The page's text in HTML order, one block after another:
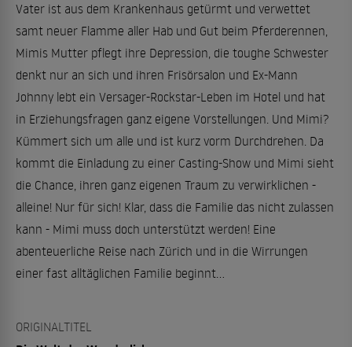
Vater ist aus dem Krankenhaus getürmt und verwettet
samt neuer Flamme aller Hab und Gut beim Pferderennen,
Mimis Mutter pflegt ihre Depression, die toughe Schwester
denkt nur an sich und ihren Frisörsalon und Ex-Mann
Johnny lebt ein Versager-Rockstar-Leben im Hotel und hat
in Erziehungsfragen ganz eigene Vorstellungen. Und Mimi?
Kümmert sich um alle und ist kurz vorm Durchdrehen. Da
kommt die Einladung zu einer Casting-Show und Mimi sieht
die Chance, ihren ganz eigenen Traum zu verwirklichen -
alleine! Nur für sich! Klar, dass die Familie das nicht zulassen
kann - Mimi muss doch unterstützt werden! Eine
abenteuerliche Reise nach Zürich und in die Wirrungen
einer fast alltäglichen Familie beginnt...
ORIGINALTITEL